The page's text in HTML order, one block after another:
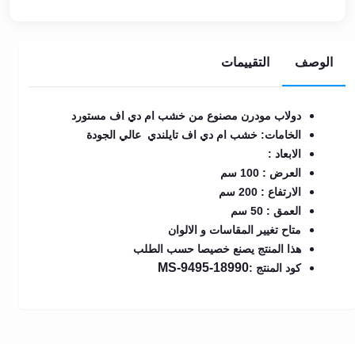
الوصف التقييمات
دولاب مودرن مصنوع من خشب ام دي اف مستورد
الخامات: خشب ام دي اف تايلندي عالي الجودة
الابعاد :
العرض : 100 سم
الارتفاع : 200 سم
العمق : 50 سم
متاح تغيير المقاسات و الالوان
هذا المنتج يصنع خصيصا حسب الطلب
كود المنتج :MS-9495-18990